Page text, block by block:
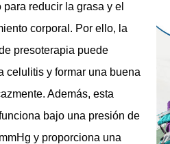
para reducir la grasa y el
corporal. Por ello, la
presoterapia puede
celulitis y formar una buena
Además, esta
bajo una presión de
y proporciona una